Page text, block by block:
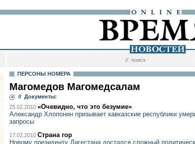
//поиск
ПЕРСОНЫ НОМЕРА
Магомедов Магомедсалам
// Документы:
25.02.2010 «Очевидно, что это безумие»
Александр Хлопонин призывает кавказские республики
запросы
17.02.2010 Страна гор
Новому президенту Дагестана достался сложный